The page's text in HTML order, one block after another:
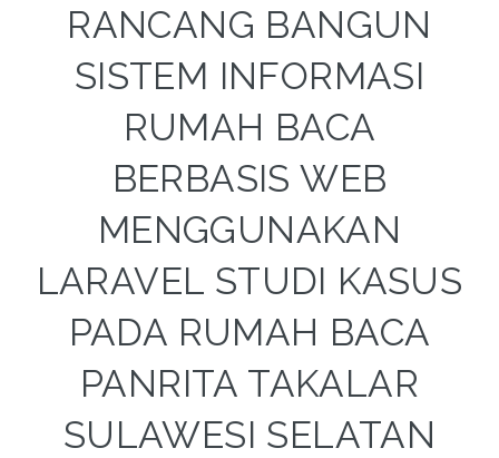
RANCANG BANGUN
SISTEM INFORMASI
RUMAH BACA
BERBASIS WEB
MENGGUNAKAN
LARAVEL STUDI KASUS
PADA RUMAH BACA
PANRITA TAKALAR
SULAWESI SELATAN